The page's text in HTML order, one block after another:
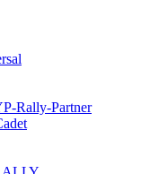
Rally-Partner